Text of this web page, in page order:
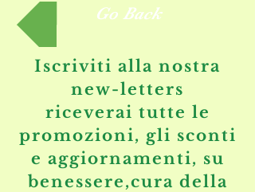
Go Back
Iscriviti alla nostra
new-letters
riceverai tutte le
promozioni, gli sconti
e aggiornamenti, su
benessere,cura della